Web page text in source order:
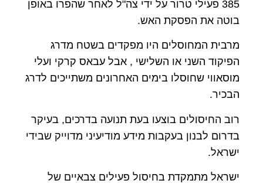
385 פעילי טרור על ידי צה"ל לאחר שהפרו באופן
בוטה את הפסקת האש.
מרבית המחוסלים היו מפקדים בשטח מדרג
הפיקוד השני או השלישי , אבל עבאס קרקי ועלי
מוסאווי שחוסלו בימים האחרונים משתייכים לדרג
הבכיר.
רוב החיסולים בוצעו בעת תנועה בדרכים, בעיקר
בדרום לבנון בעקבות מידע מודיעיני מדוייק שבידי
ישראל.
ישראל מתמקדת בחיסול פעילים צבאיים של